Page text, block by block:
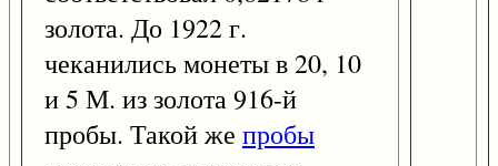
золота. До 1922 г.
чеканились монеты в 20, 10
и 5 М. из золота 916-й
пробы. Такой же пробы